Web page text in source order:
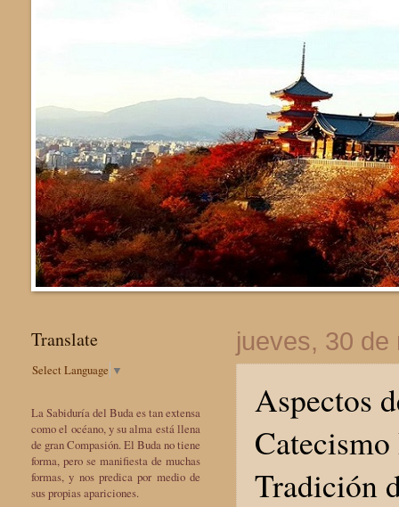
jueves, 30 de
Aspectos
Tradición
Translate
Select Language ▼
La Sabiduría del Buda es tan extensa
como el océano, y su alma está llena
de gran Compasión. El Buda no tiene
forma, pero se manifiesta de muchas
formas, y nos predica por medio de
sus propias apariciones.